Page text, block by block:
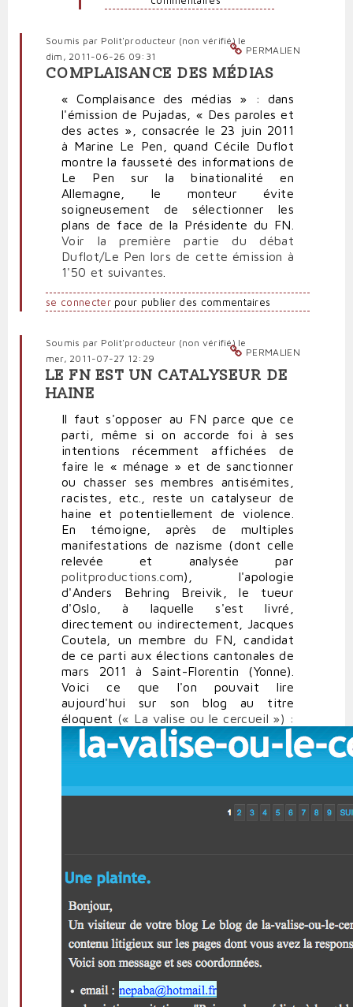
PERMALIEN
Soumis par Polit'producteur (non vérifié)le
dim, 2011-06-26 09:31
COMPLAISANCE DES MÉDIAS
« Complaisance des médias » : dans
l'émission de Pujadas, « Des paroles et
des actes », consacrée le 23 juin 2011
à Marine Le Pen, quand Cécile Duflot
montre la fausseté des informations de
Le Pen sur la binationalité en
Allemagne, le monteur évite
soigneusement de sélectionner les
plans de face de la Présidente du FN.
Voir la première partie du débat
Duflot/Le Pen lors de cette émission à
1'50 et suivantes
se connecterpour publier des commentaires
PERMALIEN
Soumis par Polit'producteur (non vérifié)le
mer, 2011-07-27 12:29
LE FN EST UN CATALYSEUR DE
HAINE
Il faut s'opposer au FN parce que ce
parti, même si on accorde foi à ses
intentions récemment affichées de
faire le « ménage » et de sanctionner
ou chasser ses membres antisémites,
racistes, etc., reste un catalyseur de
haine et potentiellement de violence.
En témoigne, après de multiples
manifestations de nazisme (dont celle
relevée et analysée par
politproductions.com), l'apologie
d'Anders Behring Breivik, le tueur
d'Oslo, à laquelle s'est livré,
directement ou indirectement, Jacques
Coutela, un membre du FN, candidat
de ce parti aux élections cantonales de
mars 2011 à Saint-Florentin (Yonne).
Voici ce que l'on pouvait lire
aujourd'hui sur son blog au titre
éloquent (« La valise ou le cercueil ») :